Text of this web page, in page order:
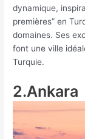
dynamique,
premières” en
domaines. Ses
font une ville
Turquie.
2.Ankara